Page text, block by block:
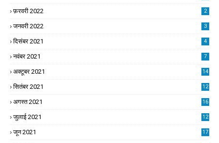
फ़रवरी 2022 2
जनवरी 2022 3
दिसंबर 2021 4
नवंबर 2021 7
अक्टूबर 2021 14
सितंबर 2021 12
अगस्त 2021 16
जुलाई 2021 12
जून 2021 17